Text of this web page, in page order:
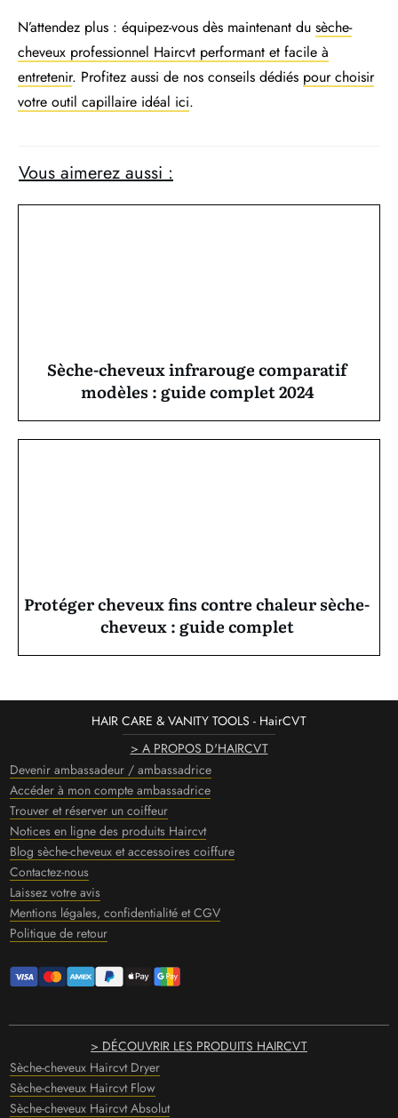
N’attendez plus : équipez-vous dès maintenant du sèche-
cheveux professionnel Haircvt performant et facile à
entretenir. Profitez aussi de nos conseils dédiés pour choisir
votre outil capillaire idéal ici.
Vous aimerez aussi :
Sèche-cheveux infrarouge comparatif
modèles : guide complet 2024
Protéger cheveux fins contre chaleur sèche-
cheveux : guide complet
HAIR CARE & VANITY TOOLS - HairCVT
> A PROPOS D'HAIRCVT
Devenir ambassadeur / ambassadrice
Accéder à mon compte ambassadrice
Trouver et réserver un coiffeur
Notices en ligne des produits Haircvt
Blog sèche-cheveux et accessoires coiffure
Contactez-nous
Laissez votre avis
Mentions légales, confidentialité et CGV
Politique de retour
> DÉCOUVRIR LES PRODUITS HAIRCVT
Sèche-cheveux Haircvt Dryer
Sèche-cheveux Haircvt Flow
Sèche-cheveux Haircvt Absolut